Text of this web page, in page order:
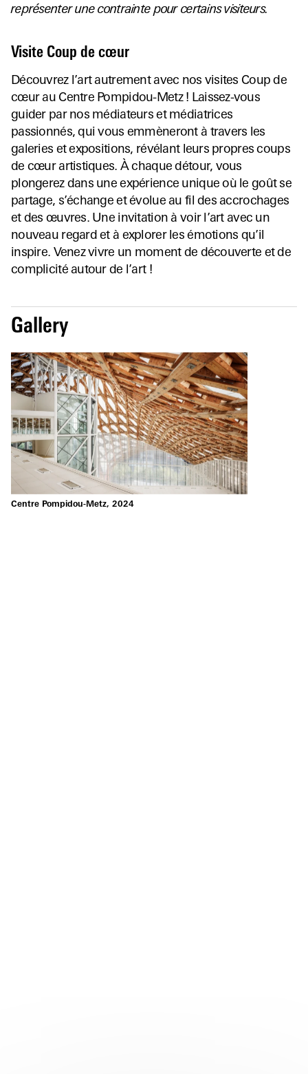
représenter une contrainte pour certains visiteurs.
Visite Coup de cœur
Découvrez l’art autrement avec nos visites Coup de
cœur au Centre Pompidou-Metz ! Laissez-vous
guider par nos médiateurs et médiatrices
passionnés, qui vous emmèneront à travers les
galeries et expositions, révélant leurs propres coups
de cœur artistiques. À chaque détour, vous
plongerez dans une expérience unique où le goût se
partage, s’échange et évolue au fil des accrochages
et des œuvres. Une invitation à voir l’art avec un
nouveau regard et à explorer les émotions qu’il
inspire. Venez vivre un moment de découverte et de
complicité autour de l’art !
Gallery
Centre Pompidou-Metz, 2024